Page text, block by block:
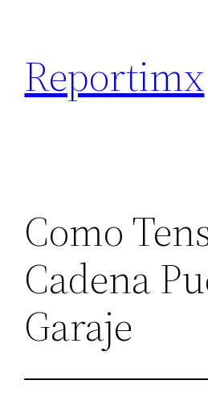
contenido
Reportimx
Como
Cadena
Garaje